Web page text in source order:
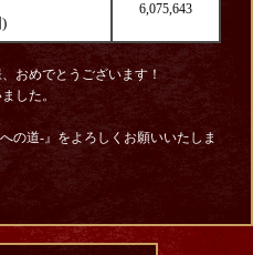
6,075,643
おめでとうございます！
した。
の道-』をよろしくお願いいたしま